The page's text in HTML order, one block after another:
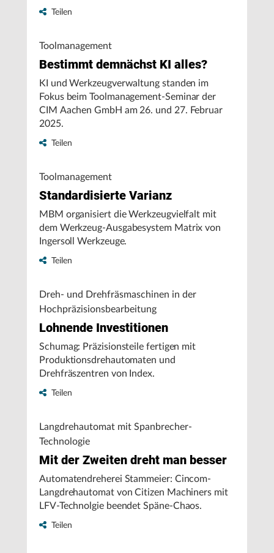
Schmierstoffe verschrieben, damit sie den
Teilen
Toolmanagement
Bestimmt demnächst KI alles?
KI und Werkzeugverwaltung standen im
Fokus beim Toolmanagement-Seminar der
CIM Aachen GmbH am 26. und 27. Februar
2025.
Teilen
Toolmanagement
Standardisierte Varianz
MBM organisiert die Werkzeugvielfalt mit
dem Werkzeug-Ausgabesystem Matrix von
Ingersoll Werkzeuge.
Teilen
Dreh- und Drehfräsmaschinen in der
Hochpräzisionsbearbeitung
Lohnende Investitionen
Schumag: Präzisionsteile fertigen mit
Produktionsdrehautomaten und
Drehfräszentren von Index.
Teilen
Langdrehautomat mit Spanbrecher-
Technologie
Mit der Zweiten dreht man besser
Automatendreherei Stammeier: Cincom-
Langdrehautomat von Citizen Machiners mit
LFV-Technolgie beendet Späne-Chaos.
Teilen